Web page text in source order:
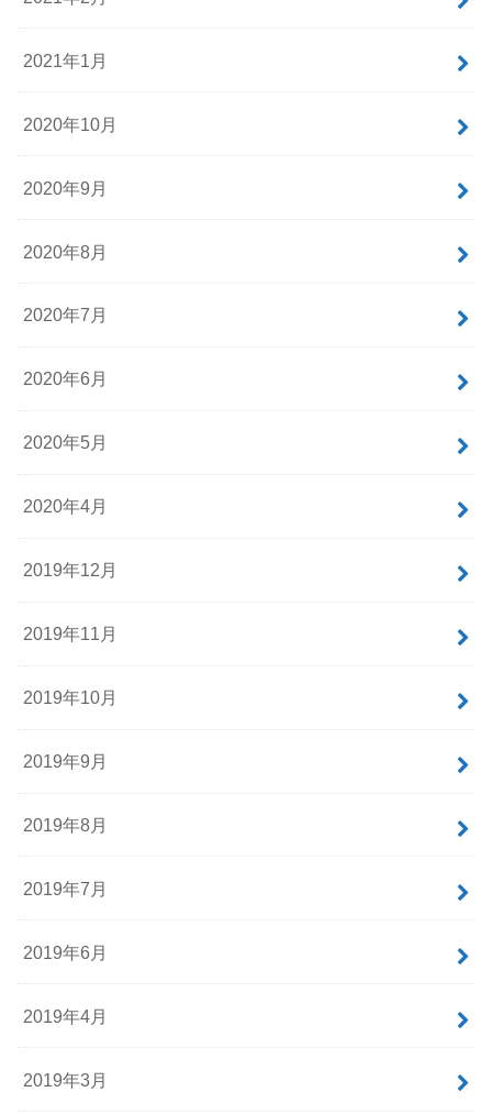
2021年1月
2020年10月
2020年9月
2020年8月
2020年7月
2020年6月
2020年5月
2020年4月
2019年12月
2019年11月
2019年10月
2019年9月
2019年8月
2019年7月
2019年6月
2019年4月
2019年3月